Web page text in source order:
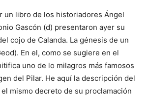
un libro de los historiadores Ángel
Gascón (d) presentaron ayer su
cojo de Calanda. La génesis de un
En el, como se sugiere en el
uno de lo milagros más famosos
del Pilar. He aquí la descripción del
mismo decreto de su proclamación